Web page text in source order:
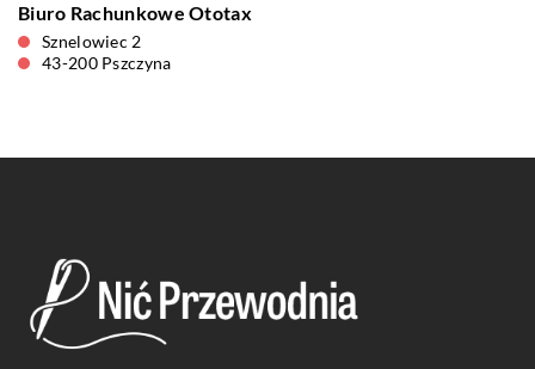
Biuro Rachunkowe Ototax
Sznelowiec 2
43-200 Pszczyna